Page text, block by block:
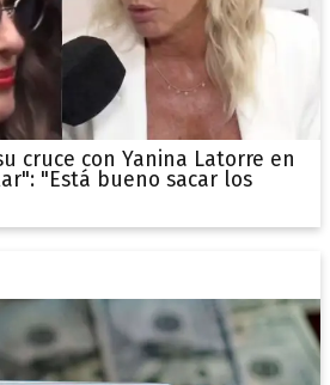
cruce con Yanina Latorre en
"Está bueno sacar los